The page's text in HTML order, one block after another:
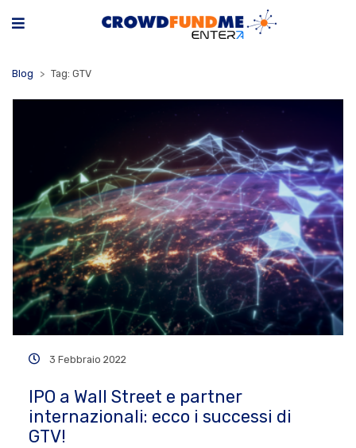
Blog Tag: GTV
3 Febbraio 2022
IPO a Wall Street e partner
internazionali: ecco i successi di
GTV!